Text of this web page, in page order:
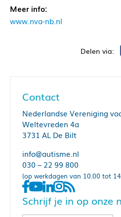
Meer info:
www.nva-nb.nl
Contact
Nederlandse Vereniging
Weltevreden 4a
3731 AL De Bilt
info@autisme.nl
030 – 22 99 800
(op werkdagen van 10.00 tot
Schrijf je in op onze